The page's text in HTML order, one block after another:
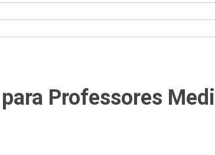
Professores